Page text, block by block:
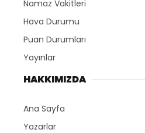
Namaz Vakitleri
Hava Durumu
Puan Durumları
Yayınlar
HAKKIMIZDA
Ana Sayfa
Yazarlar